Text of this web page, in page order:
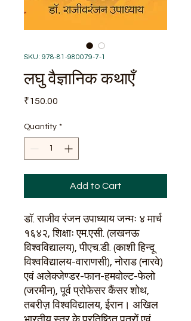
SKU: 978-81-980079-7-1
लघु वैज्ञानिक कथाएँ
₹150.00
Quantity *
Add to Cart
डॉ. राजीव रंजन उपाध्याय जन्मः ४ मार्च
१६४२, शिक्षाः एम.एसी. (लखनऊ
विश्वविद्यालय), पीएच.डी. (काशी हिन्दू
विश्वविद्यालय-वाराणसी), नोराड (नारवे)
एवं अलेक्जेण्डर-फान-हमवोल्ट-फेलो
(जरमीन), पूर्व प्रोफेसर कैंसर शोथ,
तबरीज़ विश्वविद्यालय, ईरान। अखिल